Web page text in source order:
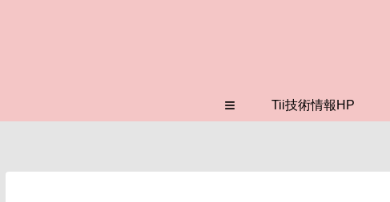
≡ Tii技術情報HP